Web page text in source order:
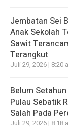
Jembatan Sei
Anak Sekolah
Sawit
Terangkut
Juli 29, 2026 | 8:20
Belum
Pulau Sebatik
Salah Pada
Juli 29, 2026 | 8:18